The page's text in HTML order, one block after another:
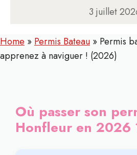
3 juillet
Home » Permis Bateau » Permis
apprenez à naviguer ! (2026)
Où passer son
Honfleur en 2026